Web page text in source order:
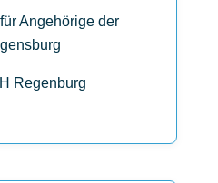
für Angehörige der
Regenburg